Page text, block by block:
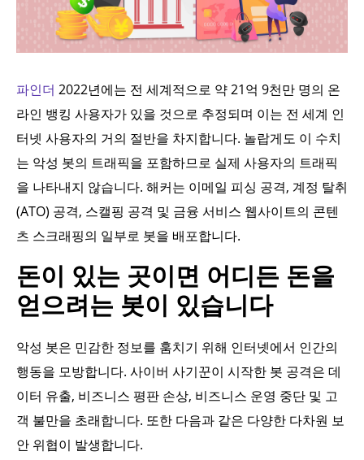
파인더 2022년에는 전 세계적으로 약 21억 9천만 명의 온
라인 뱅킹 사용자가 있을 것으로 추정되며 이는 전 세계 인
터넷 사용자의 거의 절반을 차지합니다. 놀랍게도 이 수치
는 악성 봇의 트래픽을 포함하므로 실제 사용자의 트래픽
을 나타내지 않습니다. 해커는 이메일 피싱 공격, 계정 탈취
(ATO) 공격, 스캘핑 공격 및 금융 서비스 웹사이트의 콘텐
츠 스크래핑의 일부로 봇을 배포합니다.
돈이 있는 곳이면 어디든 돈을
얻으려는 봇이 있습니다
악성 봇은 민감한 정보를 훔치기 위해 인터넷에서 인간의
행동을 모방합니다. 사이버 사기꾼이 시작한 봇 공격은 데
이터 유출, 비즈니스 평판 손상, 비즈니스 운영 중단 및 고
객 불만을 초래합니다. 또한 다음과 같은 다양한 다차원 보
안 위협이 발생합니다.